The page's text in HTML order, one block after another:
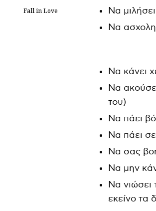
Fall in Love
Να
Να
Να κάνει
Να
του)
Να πάει
Να πάει
Να σας
Να μην
Να νιώσει
εκείνο τα